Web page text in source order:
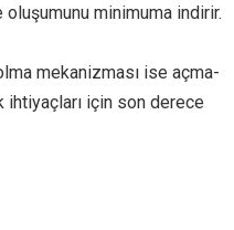
minimuma indirir.
mekanizması ise açma-
ihtiyaçları için son derece